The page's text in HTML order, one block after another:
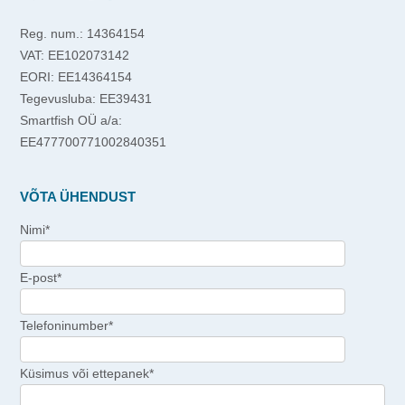
Reg. num.: 14364154
VAT: EE102073142
EORI: EE14364154
Tegevusluba: EE39431
Smartfish OÜ a/a:
EE477700771002840351
VÕTA ÜHENDUST
Nimi*
E-post*
Telefoninumber*
Küsimus või ettepanek*